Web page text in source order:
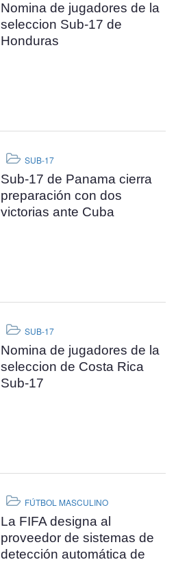
Nomina de jugadores de la
seleccion Sub-17 de
Honduras
SUB-17
Sub-17 de Panama cierra
preparación con dos
victorias ante Cuba
SUB-17
Nomina de jugadores de la
seleccion de Costa Rica
Sub-17
FÚTBOL MASCULINO
La FIFA designa al
proveedor de sistemas de
detección automática de